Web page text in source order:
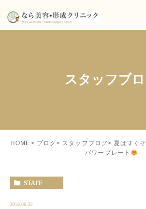
スタッフブ
HOME ブログ スタッフブログ
夏はすぐ
パワープレート
STAFF
2018.06.22